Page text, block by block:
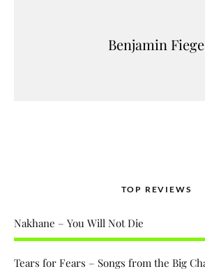
Benjamin Fiege
TOP REVIEWS
Nakhane – You Will Not Die
Tears for Fears – Songs from the Big